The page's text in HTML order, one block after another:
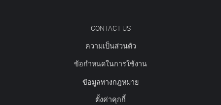
CONTACT US
ความเป็นส่วนตัว
ข้อกำหนดในการใช้งาน
ข้อมูลทางกฎหมาย
ตั้งค่าคุกกี้